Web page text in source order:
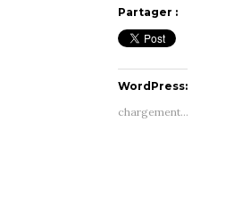
Partager :
WordPress:
chargement…